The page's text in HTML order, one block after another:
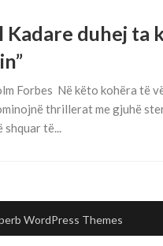
Kadare duhej ta
Forbes Në këto kohëra të
thrillerat me gjuhë
shquar të...
WordPress Themes